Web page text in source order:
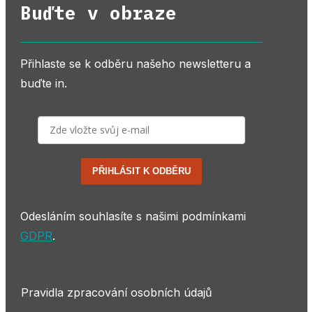
Buďte v obraze
Přihlaste se k odběru našeho newsletteru a
buďte in.
PŘIHLÁSIT K ODBĚRU
Odesláním souhlasíte s našimi podmínkami
GDPR.
Pravidla zpracování osobních údajů